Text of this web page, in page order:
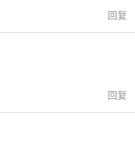
回复
回复